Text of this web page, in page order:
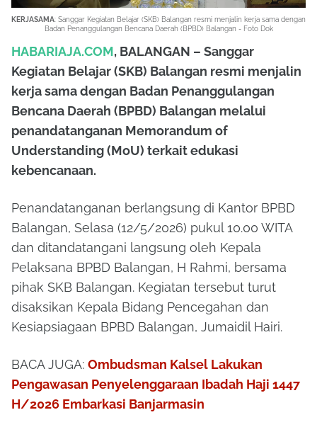
KERJASAMA: Sanggar Kegiatan Belajar (SKB) Balangan resmi menjalin kerja sama dengan
Badan Penanggulangan Bencana Daerah (BPBD) Balangan - Foto Dok
HABARIAJA.COM, BALANGAN – Sanggar
Kegiatan Belajar (SKB) Balangan resmi menjalin
kerja sama dengan Badan Penanggulangan
Bencana Daerah (BPBD) Balangan melalui
penandatanganan Memorandum of
Understanding (MoU) terkait edukasi
kebencanaan.
Penandatanganan berlangsung di Kantor BPBD
Balangan, Selasa (12/5/2026) pukul 10.00 WITA
dan ditandatangani langsung oleh Kepala
Pelaksana BPBD Balangan, H Rahmi, bersama
pihak SKB Balangan. Kegiatan tersebut turut
disaksikan Kepala Bidang Pencegahan dan
Kesiapsiagaan BPBD Balangan, Jumaidil Hairi.
BACA JUGA: Ombudsman Kalsel Lakukan
Pengawasan Penyelenggaraan Ibadah Haji 1447
H/2026 Embarkasi Banjarmasin